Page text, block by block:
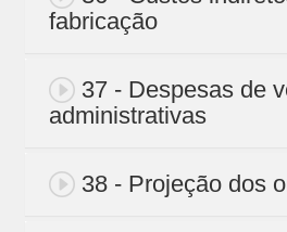
fabricação
37 - Despesas de
administrativas
38 - Projeção dos